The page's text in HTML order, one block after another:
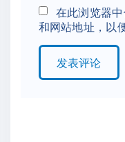
*
a
i
l
在此浏览器
和网站地址，以